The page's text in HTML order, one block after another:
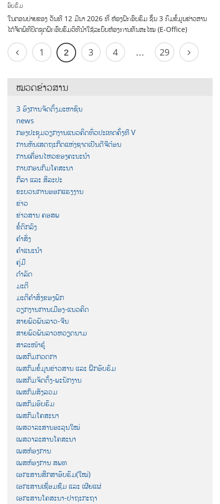
ອົບຮົມ
ໃນຕອນບ່າຍຂອງ ວັນທີ 12 ມີນາ 2026 ທີ່ ຫ້ອງຝຶກອົບຮົມ ຊັ້ນ 3 ກົມຂໍ້ມູນຂ່າວສານ
ໄດ້ຈັດພິທີປິດຊຸດຝຶກອົບຮົມວິທີນໍາໃຊ້ລະບົບຫ້ອງການທັນສະໄໝ (E-Office)
1 2 3 4 … 29
ໝວດຂ່າວສານ
3 ອົງການຈັດຕັ້ງມະຫາຊົນ
news
ກອງປະຊຸມວຽກງານແນວຄິດທົ່ວປະເທດຄັ້ງທີ V
ການຫັນເສດຖະກິດແຫ່ງຊາດເປັນດີຈີຕ໋ອນ
ການເຄື່ອນໄຫວຂອງຄະນະນຳ
ກາບກອນກົມໂຄສະນາ
ກິລາ ແລະ ສິລະປະ
ຂະບວນການອອກແຮງງານ
ຂ່າວ
ຂ່າວສານ ຄອສພ
ຂໍ້ຕົກລົງ
ຄຳສັ່ງ
ຄຳແນະນຳ
ຄູ່ມື
ດຳລັດ
ມະຕິ
ມະຕິຄຳສັ່ງຂອງພັກ
ວຽກງານການເມືອງ-ແນວຄິດ
ສາຍພົວພັນລາວ-ຈີນ
ສາຍພົວພັນລາວຫວຽດນາມ
ສາລະໜ້າຮູ້
ເພສກົມກວດກາ
ເພສກົມຂໍ້ມູນຂ່າວສານ ແລະ ຝຶກອົບຮົມ
ເພສກົມຈັດຕັ້ງ-ພະນັກງານ
ເພສກົມສັງລວມ
ເພສກົມອົບຮົມ
ເພສກົມໂຄສະນາ
ເພສວາລະສານອະລຸນໃໝ່
ເພສວາລະສານໂຄສະນາ
ເພສຫ້ອງການ
ເພສຫ້ອງການ ສພທ
ເອກະສານສຶກສາອົບຮົມ(ໃໝ່)
ເອກະສານເຊື່ອມຊືມ ແລະ ເຜີຍແຜ່
ເອກະສານໂຄສະນາ-ປາຖະກະຖາ